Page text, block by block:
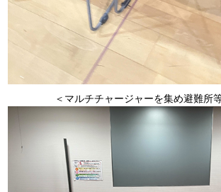
＜マルチチャージャーを集め避難所